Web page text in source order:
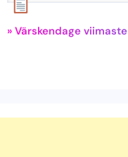
» Värskendage